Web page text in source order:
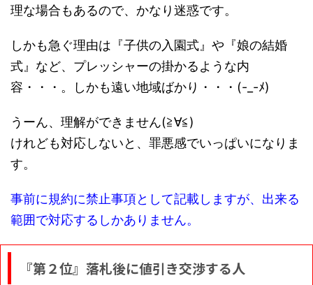
理な場合もあるので、かなり迷惑です。
しかも急ぐ理由は『子供の入園式』や『娘の結婚
式』など、プレッシャーの掛かるような内
容・・・。しかも遠い地域ばかり・・・(-_-ﾒ)
うーん、理解ができません(≧∀≦)
けれども対応しないと、罪悪感でいっぱいになりま
す。
事前に規約に禁止事項として記載しますが、出来る
範囲で対応するしかありません。
『第２位』落札後に値引き交渉する人